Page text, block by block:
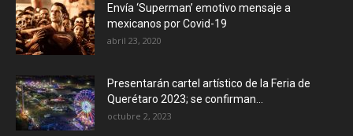
Envía ‘Superman’ emotivo mensaje a
mexicanos por Covid-19
abril 23, 2020
Presentarán cartel artístico de la Feria de
Querétaro 2023; se confirman...
octubre 2, 2023